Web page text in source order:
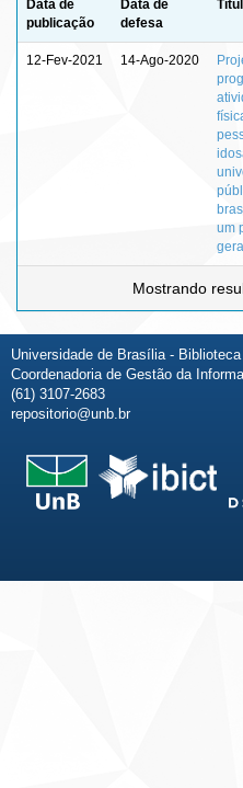
Data de
publicação
Data de
defesa
12-Fev-2021 14-Ago-2020
um
Mostrando
Universidade de Brasília - Biblioteca
Coordenadoria de Gestão da
(61) 3107-2683
repositorio@unb.br